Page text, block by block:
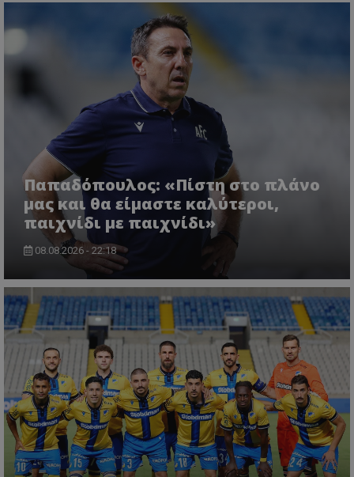
Παπαδόπουλος: «Πίστη στο πλάνο
μας και θα είμαστε καλύτεροι,
παιχνίδι με παιχνίδι»
08.08.2026 - 22:18